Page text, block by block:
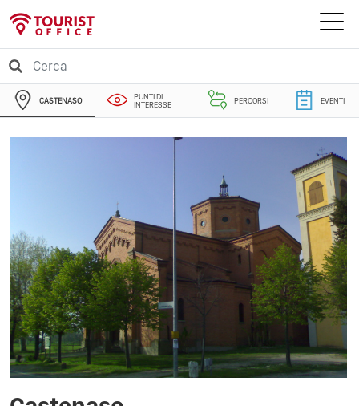
CASTENASO
PUNTI DI
INTERESSE
PERCORSI EVENTI